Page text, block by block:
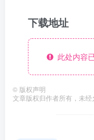
下载地址
此处内容
© 版权声明
文章版权归作者所有，未经